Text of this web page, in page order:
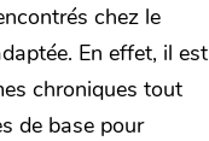
chez le
En effet, il est
chroniques tout
de base pour